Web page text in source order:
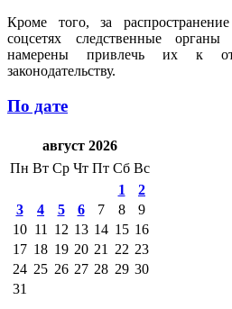
Кроме того, за
соцсетях следственные
намерены привлечь их к
законодательству.
По дате
август 2026
Пн Вт Ср Чт Пт Сб Вс
1
2
3
4 5 6 7 8
9
10 11 12 13 14 15 16
17 18 19 20 21 22 23
24 25 26 27 28 29 30
31